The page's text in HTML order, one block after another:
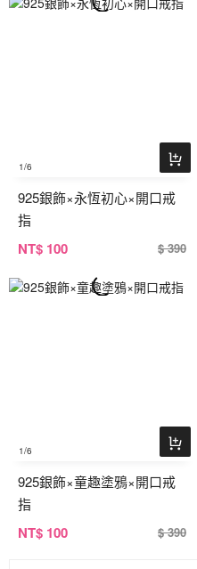
1/6
925銀飾×永恆初心×開口戒
指
NT$ 100 $ 390
1/6
925銀飾×童趣塗鴉×開口戒
指
NT$ 100 $ 390